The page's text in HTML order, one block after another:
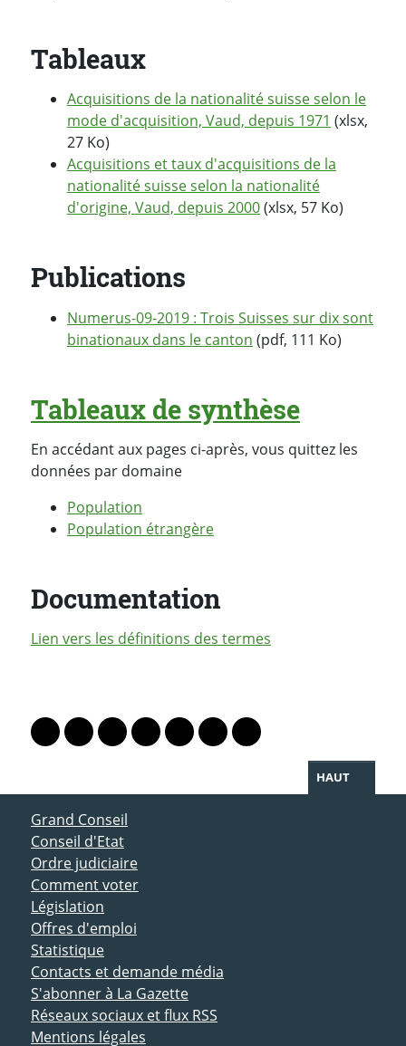
Tableaux
Acquisitions de la nationalité suisse selon le
mode d'acquisition, Vaud, depuis 1971 (xlsx,
27 Ko)
Acquisitions et taux d'acquisitions de la
nationalité suisse selon la nationalité
d'origine, Vaud, depuis 2000(xlsx, 57 Ko)
Publications
Numerus-09-2019 : Trois Suisses sur dix sont
binationaux dans le canton (pdf, 111 Ko)
Tableaux de synthèse
En accédant aux pages ci-après, vous quittez les
données par domaine
Population
Population étrangère
Documentation
Lien vers les définitions des termes
Lien vers le profil Mastodon
Lien vers le profil Bluesky
Lien vers le profil Instagram
Lien vers le profil Linkedin
Lien vers le profil Facebook
Lien vers le profil Twitter
Partager par WhatsApp
HAUT
ACCÈS DIRECT
Grand Conseil
Conseil d'Etat
Ordre judiciaire
Comment voter
Législation
Offres d'emploi
Statistique
Contacts et demande média
S'abonner à La Gazette
Réseaux sociaux et flux RSS
Mentions légales